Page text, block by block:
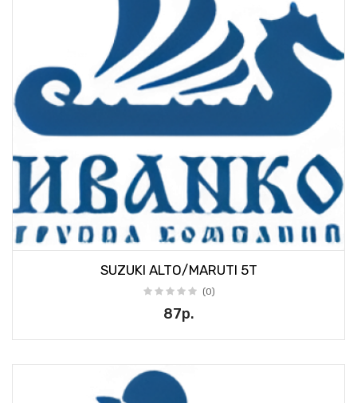
SUZUKI ALTO/MARUTI 5T
(0)
87р.